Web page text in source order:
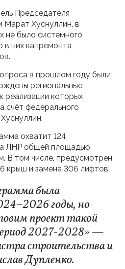
Председателя
Марат Хуснуллин, в
не было системного
в них капремонта
в прошлом году были
региональные
реализации которых
счёт федерального
охватит 124
ЛНР общей площадью
В том числе, предусмотрен
крыш и замена 306 лифтов.
была
годы, но
проект такой
2027-2028» —
строительства и
Дупленко.